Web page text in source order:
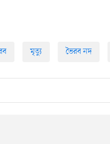
মৃত্যু ভৈরব নদ